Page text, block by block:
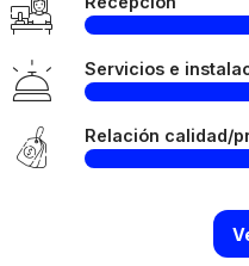
Servicios e
Relación calidad/